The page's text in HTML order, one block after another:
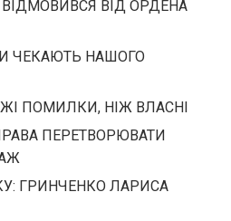
ВІД ОРДЕНА
ЧЕКАЮТЬ НАШОГО
ПОМИЛКИ, НІЖ ВЛАСНІ
ПЕРЕТВОРЮВАТИ
ГРИНЧЕНКО ЛАРИСА